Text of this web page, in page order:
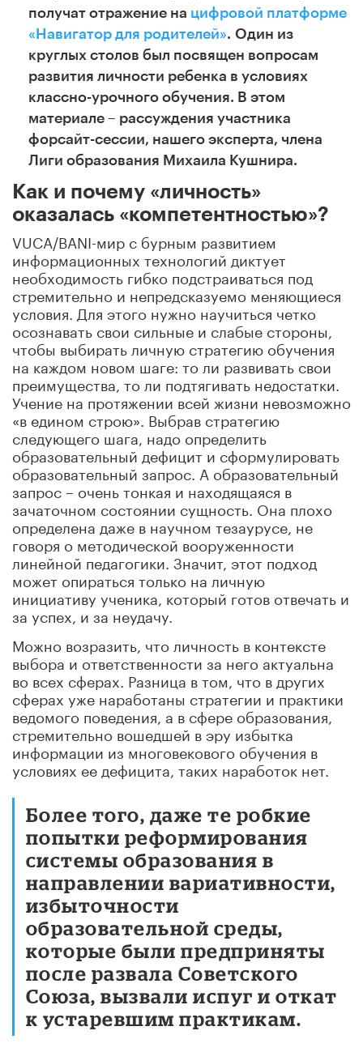
получат отражение на цифровой платформе
«Навигатор для родителей». Один из
круглых столов был посвящен вопросам
развития личности ребенка в условиях
классно-урочного обучения. В этом
материале – рассуждения участника
форсайт-сессии, нашего эксперта, члена
Лиги образования Михаила Кушнира.
Как и почему «личность»
оказалась «компетентностью»?
VUCA/BANI-мир с бурным развитием
информационных технологий диктует
необходимость гибко подстраиваться под
стремительно и непредсказуемо меняющиеся
условия. Для этого нужно научиться четко
осознавать свои сильные и слабые стороны,
чтобы выбирать личную стратегию обучения
на каждом новом шаге: то ли развивать свои
преимущества, то ли подтягивать недостатки.
Учение на протяжении всей жизни невозможно
«в едином строю». Выбрав стратегию
следующего шага, надо определить
образовательный дефицит и сформулировать
образовательный запрос. А образовательный
запрос – очень тонкая и находящаяся в
зачаточном состоянии сущность. Она плохо
определена даже в научном тезаурусе, не
говоря о методической вооруженности
линейной педагогики. Значит, этот подход
может опираться только на личную
инициативу ученика, который готов отвечать и
за успех, и за неудачу.
Можно возразить, что личность в контексте
выбора и ответственности за него актуальна
во всех сферах. Разница в том, что в других
сферах уже наработаны стратегии и практики
ведомого поведения, а в сфере образования,
стремительно вошедшей в эру избытка
информации из многовекового обучения в
условиях ее дефицита, таких наработок нет.
Более того, даже те робкие
попытки реформирования
системы образования в
направлении вариативности,
избыточности
образовательной среды,
которые были предприняты
после развала Советского
Союза, вызвали испуг и откат
к устаревшим практикам.